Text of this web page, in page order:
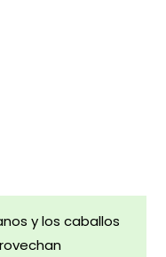
y los caballos